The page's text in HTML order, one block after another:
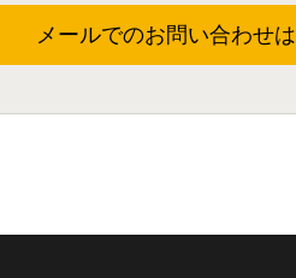
メールでのお問い合わせは